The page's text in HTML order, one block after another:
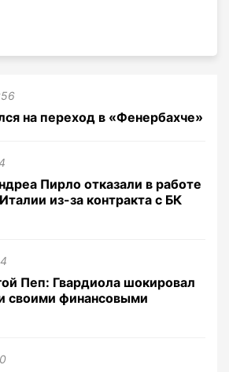
на переход в «Фенербахче»
Пирло отказали в работе
из-за контракта с БК
Пеп: Гвардиола шокировал
своими финансовыми